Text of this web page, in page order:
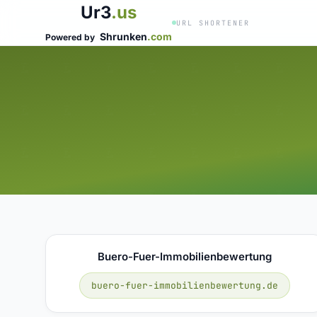
Ur3.us
Powered by Shrunken.com
URL SHORTENER
Buero-Fuer-Immobilienbewertung
buero-fuer-immobilienbewertung.de